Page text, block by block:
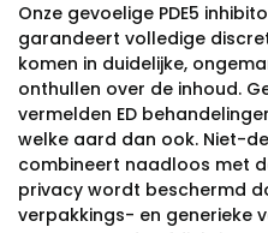
Onze gevoelige PDE5
garandeert volledige
komen in duidelijke,
onthullen over de inhoud.
vermelden ED
welke aard dan ook. Niet-
combineert naadloos met
privacy wordt beschermd
verpakkings- en generieke